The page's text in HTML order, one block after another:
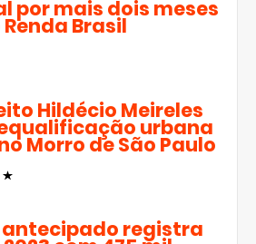
por mais dois meses
Brasil
Hildécio Meireles
urbana
Morro de São Paulo
antecipado registra